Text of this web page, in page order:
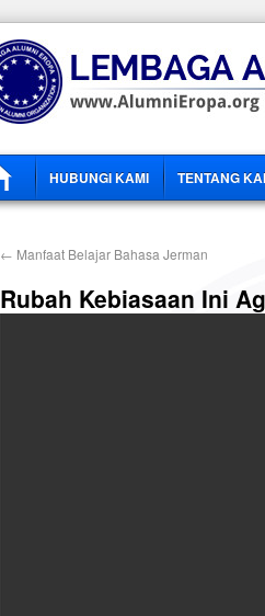
HUBUNGI KAMI TENTANG
← Manfaat Belajar Bahasa Jerman
Rubah Kebiasaan Ini